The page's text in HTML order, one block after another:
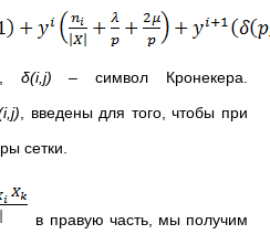
δ(i,j)– символ Кронекера.
i,j) , введены для того, чтобы при
сетки.
в правую часть, мы получим